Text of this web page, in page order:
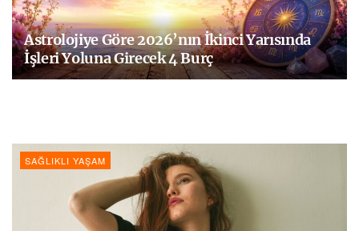
Astrolojiye Göre 2026’nın İkinci Yarısında
İşleri Yoluna Girecek 4 Burç
SAĞLIKLI YAŞAM